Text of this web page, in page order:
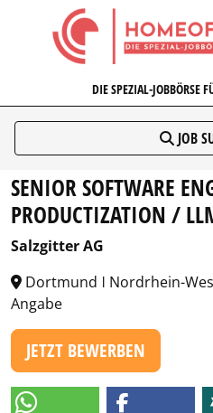
DIE SPEZIAL-JOBBÖRSE
JOB
SENIOR SOFTWARE
PRODUCTIZATION /
Salzgitter AG
Dortmund ǀ Nordrhein-
Angabe
JETZT BEWERBEN